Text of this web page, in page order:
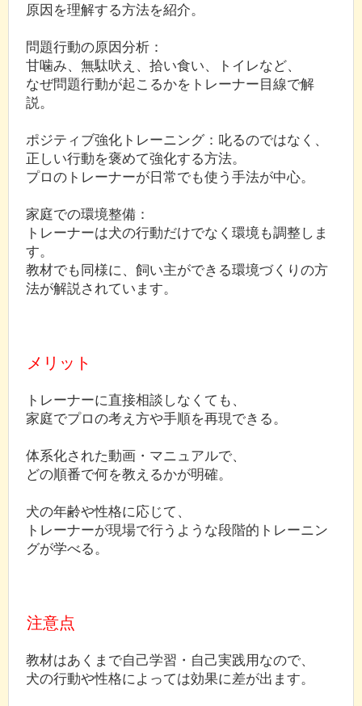
原因を理解する方法を紹介。
問題行動の原因分析：
甘噛み、無駄吠え、拾い食い、トイレなど、
なぜ問題行動が起こるかをトレーナー目線で解
説。
ポジティブ強化トレーニング：叱るのではなく、
正しい行動を褒めて強化する方法。
プロのトレーナーが日常でも使う手法が中心。
家庭での環境整備：
トレーナーは犬の行動だけでなく環境も調整しま
す。
教材でも同様に、飼い主ができる環境づくりの方
法が解説されています。
メリット
トレーナーに直接相談しなくても、
家庭でプロの考え方や手順を再現できる。
体系化された動画・マニュアルで、
どの順番で何を教えるかが明確。
犬の年齢や性格に応じて、
トレーナーが現場で行うような段階的トレーニン
グが学べる。
注意点
教材はあくまで自己学習・自己実践用なので、
犬の行動や性格によっては効果に差が出ます。